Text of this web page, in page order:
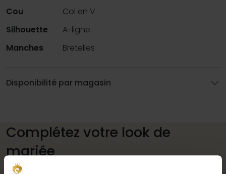
Cou
Col en V
Silhouette
A-ligne
Manches
Bretelles
Disponibilité par magasin
Complétez votre look de
mariée